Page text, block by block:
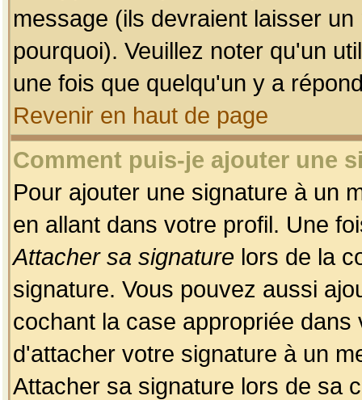
message (ils devraient laisser
pourquoi). Veuillez noter qu'un
une fois que quelqu'un y a
Revenir en haut de page
Comment puis-je ajouter une
Pour ajouter une signature à un
en allant dans votre profil. Une
Attacher sa signature lors de la
signature. Vous pouvez aussi
cochant la case appropriée
d'attacher votre signature à un
Attacher sa signature lors de sa